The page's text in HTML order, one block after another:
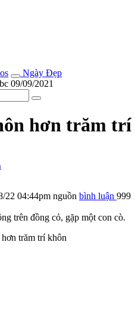
Ngày Đẹp
09/09/2021
hơn trăm trí
22 04:44pm nguồn bình luận 999
trên đồng cỏ, gặp một con cò.